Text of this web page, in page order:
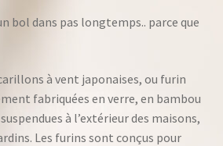
bol dans pas longtemps.. parce que
à vent japonaises, ou furin
fabriquées en verre, en bambou
à l’extérieur des maisons,
Les furins sont conçus pour